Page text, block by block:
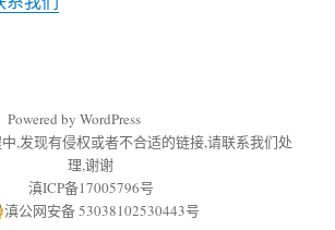
Powered by WordPress
,发现有侵权或者不合适的链接,请联系我们处
理,谢谢
滇ICP备17005796号
滇公网安备 53038102530443号